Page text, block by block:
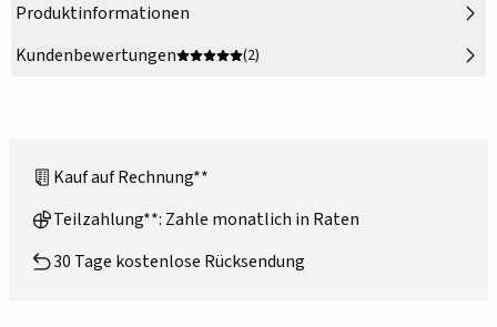
Produktinformationen
Kundenbewertungen
(2)
Kauf auf Rechnung**
Teilzahlung**: Zahle monatlich in Raten
30 Tage kostenlose Rücksendung